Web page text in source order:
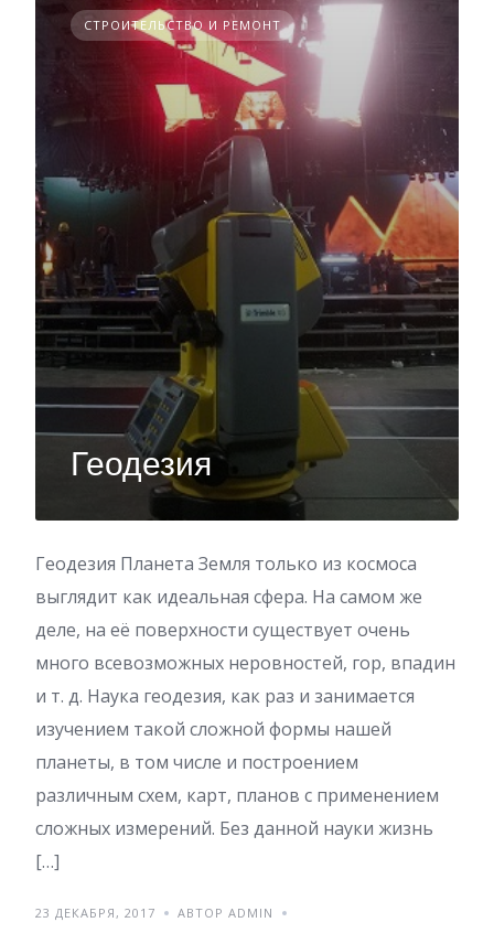
СТРОИТЕЛЬСТВО И РЕМОНТ
Геодезия
Геодезия Планета Земля только из космоса
выглядит как идеальная сфера. На самом же
деле, на её поверхности существует очень
много всевозможных неровностей, гор, впадин
и т. д. Наука геодезия, как раз и занимается
изучением такой сложной формы нашей
планеты, в том числе и построением
различным схем, карт, планов с применением
сложных измерений. Без данной науки жизнь
[…]
23 ДЕКАБРЯ, 2017
АВТОР ADMIN